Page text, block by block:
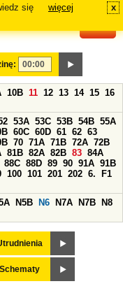
się
więcej x
10B 11 12 13 14 15 16
53A 53C 53B 54B 55A
60C 60D 61 62 63
70 71A 71B 72A 72B
81B 82A 82B 83 84A
88C 88D 89 90 91A 91B
100 101 201 202 6.
F1
N5B N6 N7A N7B
N8
Schematy